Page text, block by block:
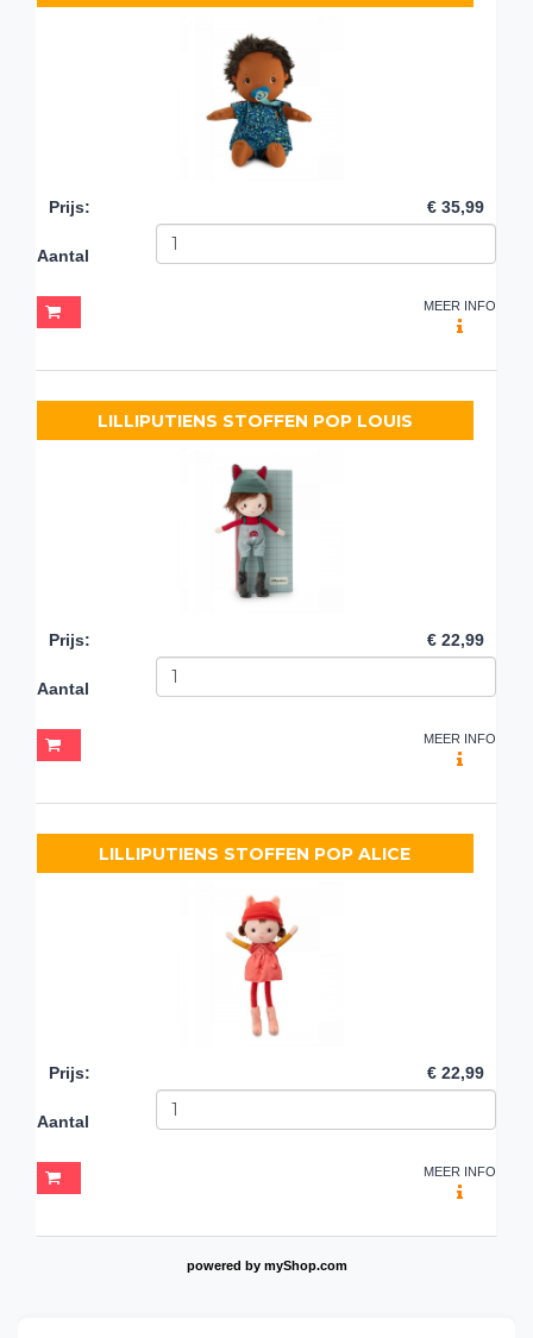
Prijs: € 35,99
Aantal
MEER INFO
LILLIPUTIENS STOFFEN POP LOUIS
Prijs: € 22,99
Aantal
MEER INFO
LILLIPUTIENS STOFFEN POP ALICE
Prijs: € 22,99
Aantal
MEER INFO
powered by myShop.com